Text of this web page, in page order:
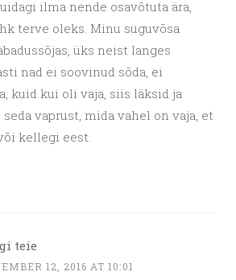
ilma nende osavõtuta ära,
terve oleks. Minu suguvõsa
üks neist langes
nad ei soovinud sõda, ei
kuid kui oli vaja, siis läksid ja
vaprust, mida vahel on vaja, et
kellegi eest.
teie
12, 2016 AT 10:01